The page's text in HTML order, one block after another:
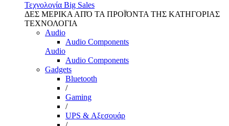
Τεχνολογία Big Sales
ΔΕΣ ΜΕΡΙΚΑ ΑΠΌ ΤΑ ΠΡΟΪΌΝΤΑ ΤΗΣ ΚΑΤΗΓΟΡΙΑΣ
ΤΕΧΝΟΛΟΓΙΑ
Audio
Audio Components
Audio
Audio Components
Gadgets
Bluetooth
/
Gaming
/
UPS & Αξεσουάρ